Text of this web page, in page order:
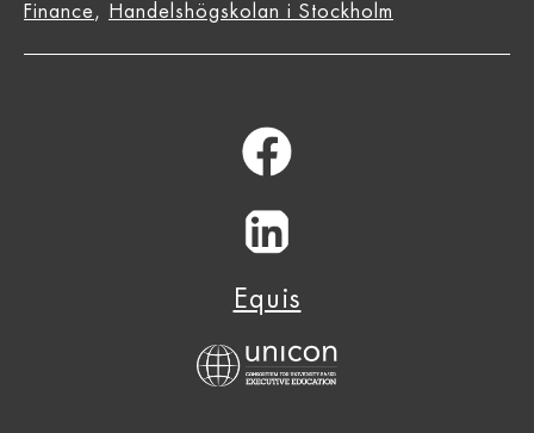
Finance, Handelshögskolan i Stockholm
Equis